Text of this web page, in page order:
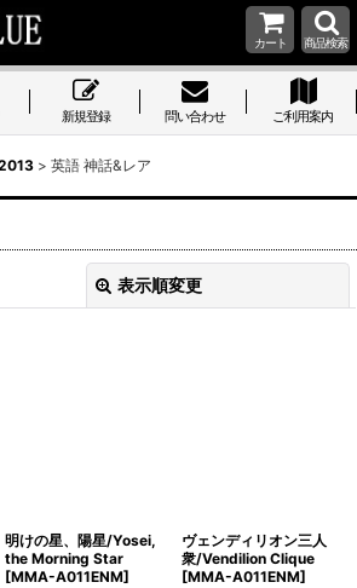
カート 商品検索
新規登録 問い合わせ ご利用案内
> 英語 神話&レア
表示順変更
絞り込む
明けの星、陽星/Yosei,
the Morning Star
[MMA-A011ENM]
ヴェンディリオン三人
衆/Vendilion Clique
[MMA-A011ENM]